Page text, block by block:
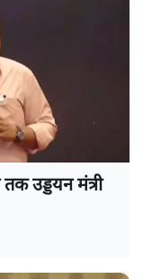
उड्डयन मंत्री